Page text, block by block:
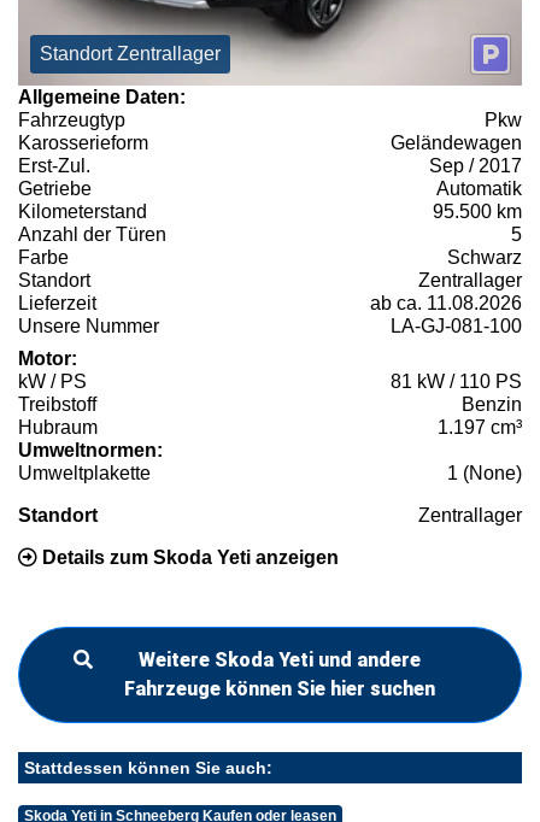
Standort Zentrallager
Allgemeine Daten:
Fahrzeugtyp
Pkw
Karosserieform
Geländewagen
Erst-Zul.
Sep / 2017
Getriebe
Automatik
Kilometerstand
95.500 km
Anzahl der Türen
5
Farbe
Schwarz
Standort
Zentrallager
Lieferzeit
ab ca. 11.08.2026
Unsere Nummer
LA-GJ-081-100
Motor:
kW / PS
81 kW / 110 PS
Treibstoff
Benzin
Hubraum
1.197 cm³
Umweltnormen:
Umweltplakette
1 (None)
Standort Zentrallager
Details zum Skoda Yeti anzeigen
Weitere Skoda Yeti und andere
Fahrzeuge können Sie hier suchen
Stattdessen können Sie auch:
Skoda Yeti in Schneeberg Kaufen oder leasen